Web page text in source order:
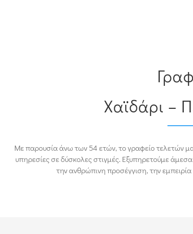
Χαϊδάρι –
Με παρουσία άνω των 54 ετών, το γραφείο τελετών
υπηρεσίες σε δύσκολες στιγμές. Εξυπηρετούμε
την ανθρώπινη προσέγγιση, την